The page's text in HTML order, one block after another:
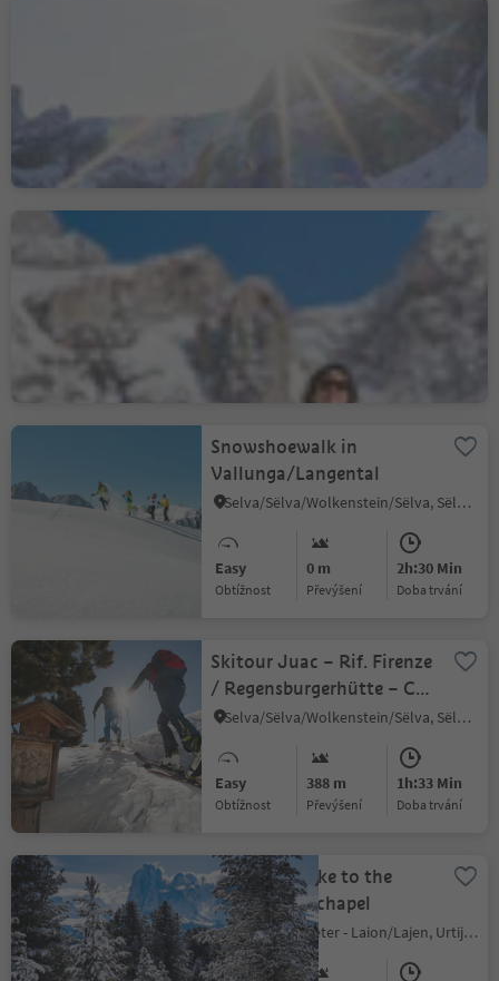
doba trvání
the Odle Group
Medium
Převýšení
Snowshoewalk in
Vallunga/Langental
Selva/Sëlva/Wolkenstein/Sëlva, Sëlva/Selva di Val Gardena, Dolomites Region Val Gardena
Easy
Obtížnost
0 m
Převýšení
2h:30 Min
doba trvání
Skitour Juac – Rif. Firenze
/ Regensburgerhütte – Col
Raiser
Selva/Sëlva/Wolkenstein/Sëlva, Sëlva/Selva di Val Gardena, Dolomites Region Val Gardena
Easy
Obtížnost
388 m
Převýšení
1h:33 Min
doba trvání
Snowshoe hike to the
Heilig Kreuz chapel
S. Pietro/St. Peter - Laion/Lajen, Urtijëi/Ortisei, Dolomites Region Val Gardena